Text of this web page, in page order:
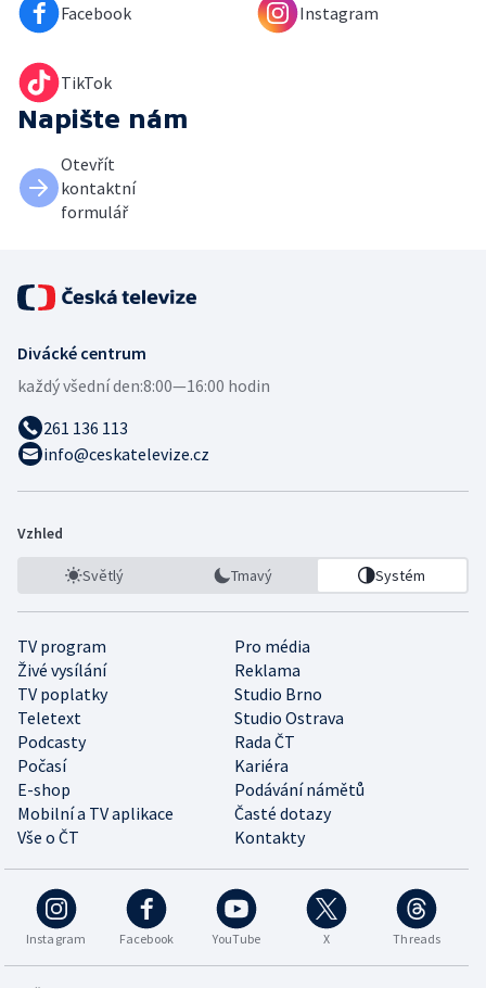
Facebook Instagram
TikTok
Napište nám
Otevřít
kontaktní
formulář
Divácké centrum
každý všední den:8:00—16:00 hodin
261 136 113
info@ceskatelevize.cz
Vzhled
Světlý Tmavý Systém
TV program
Pro média
Živé vysílání
Reklama
TV poplatky
Studio Brno
Teletext
Studio Ostrava
Podcasty
Rada ČT
Počasí
Kariéra
E-shop
Podávání námětů
Mobilní a TV aplikace
Časté dotazy
Vše o ČT
Kontakty
Instagram Facebook YouTube X Threads